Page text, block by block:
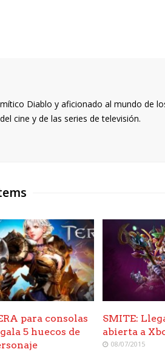
Diablo y aficionado al mundo de
cine y de las series de televisión.
para consolas
5 huecos de
SMITE:
abierta a
08/07/2015